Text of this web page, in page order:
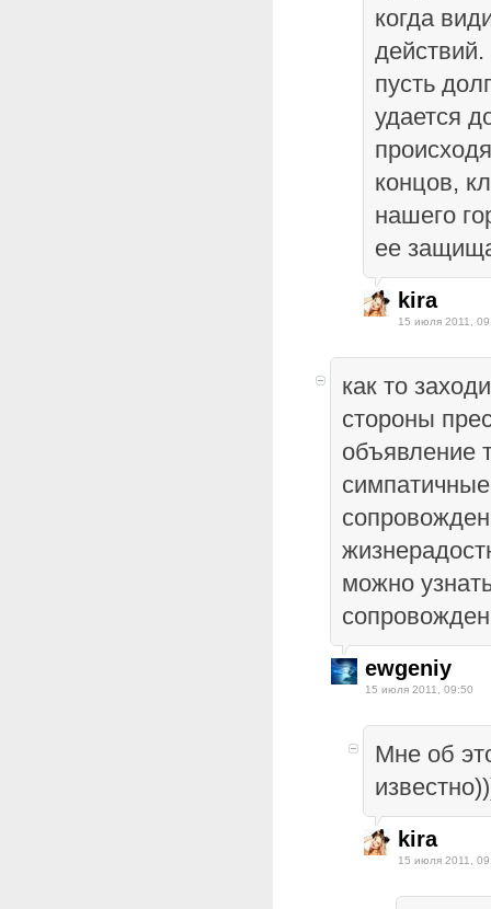
когда
пусть
удается
концов,
нашего
ее
kira
15 июля 2011,
как то
стороны
объявление
можно
ewgeniy
15 июля 2011, 09:50
Мне об
kira
15 июля 2011,